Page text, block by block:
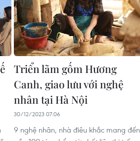
Triển lãm gốm Hương
Canh, giao lưu với nghệ
nhân tại Hà Nội
30/12/2023 07:06
9 nghệ nhân, nhà điêu khắc mang đến